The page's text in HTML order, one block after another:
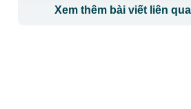
Xem thêm bài viết liên